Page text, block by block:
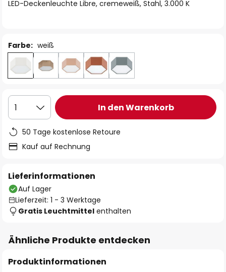
LED-Deckenleuchte Libre, cremeweiß, Stahl, 3.000 K
Farbe: weiß
1 In den Warenkorb
50 Tage kostenlose Retoure
Kauf auf Rechnung
Lieferinformationen
Auf Lager
Lieferzeit: 1 - 3 Werktage
Gratis Leuchtmittel enthalten
Ähnliche Produkte entdecken
Produktinformationen